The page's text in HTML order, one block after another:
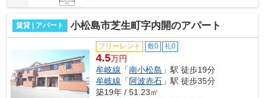
賃貸 | アパート 小松島市芝生町字内開のアパート
フリーレント 敷0 礼0
4.5万円
牟岐線 「南小松島 」駅 徒歩19分
牟岐線 「 阿波赤石 」駅 徒歩35分
築19年 / 51.23㎡